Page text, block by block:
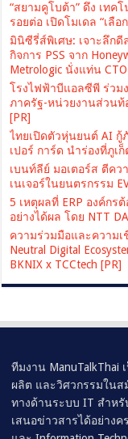
“สยามคูโบต้า” ดึง เทค
รอยต่อ เปิดโมเดล “เลื
มินิซีรี่ส์พิเศษ: เจาะลึก
กิจการ PSS จาก
Metrologic นั่งแท่น
โรงไฟฟ้าบีแอลซีพี ร่วมง
ภาครัฐ-หน่วยงานส่วนท้
[PR]
ไทยเปิดตัวหุ่นยนต์ AI กู้
เปอร์ การ์ด นำร่องที่ภูเก็
เบนท์ลีย์ มอเตอร์ส ตีคว
เนเจอร์ในยนตรกรรม
5 เหตุผลที่ ERP องค์กร
อย่างได้ผล โดย NTT
ความร่วมมือและความ
Neutral Digital
BKNIX x TCCtech [PR]
ทีมงาน ManuTalkThai
ผลิต และวิศวกรรมใน
ทางด้านระบบ IT สำหรั
เสนอข่าวสารได้อย่างค